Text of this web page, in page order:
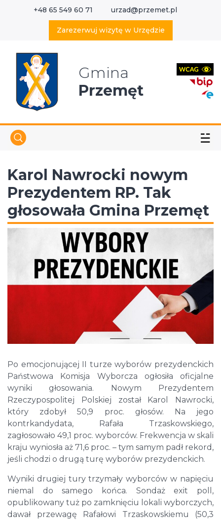
+48 65 549 60 71 urzad@przemet.pl
Zarezerwuj wizytę w Urzędzie
Gmina
Przemęt
☱
Karol Nawrocki nowym
Prezydentem RP. Tak
głosowała Gmina Przemęt
Po emocjonującej II turze wyborów prezydenckich
Państwowa Komisja Wyborcza ogłosiła oficjalne
wyniki głosowania. Nowym Prezydentem
Rzeczypospolitej Polskiej został Karol Nawrocki,
który zdobył 50,9 proc. głosów. Na jego
kontrkandydata, Rafała Trzaskowskiego,
zagłosowało 49,1 proc. wyborców. Frekwencja w skali
kraju wyniosła aż 71,6 proc. – tym samym padł rekord,
jeśli chodzi o drugą turę wyborów prezydenckich.
Wyniki drugiej tury trzymały wyborców w napięciu
niemal do samego końca. Sondaż exit poll,
opublikowany tuż po zamknięciu lokali wyborczych,
dawał przewagę Rafałowi Trzaskowskiemu (50,3
Wyszukaj w serwisie